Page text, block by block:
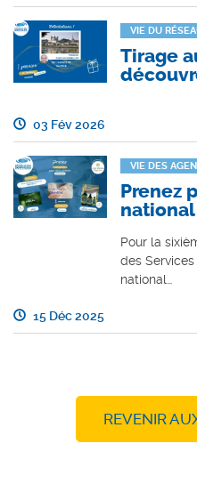
VIE DU
Tirage
03 Fév 2026
VIE DES
Prenez
Pour la
des
national…
15 Déc 2025
REVENIR